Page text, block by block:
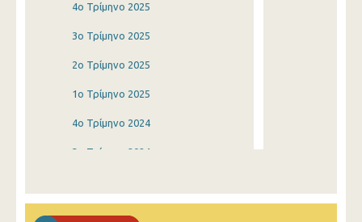
4o Τρίμηνο 2025
3o Τρίμηνο 2025
2o Τρίμηνο 2025
1o Τρίμηνο 2025
4o Τρίμηνο 2024
3o Τρίμηνο 2024